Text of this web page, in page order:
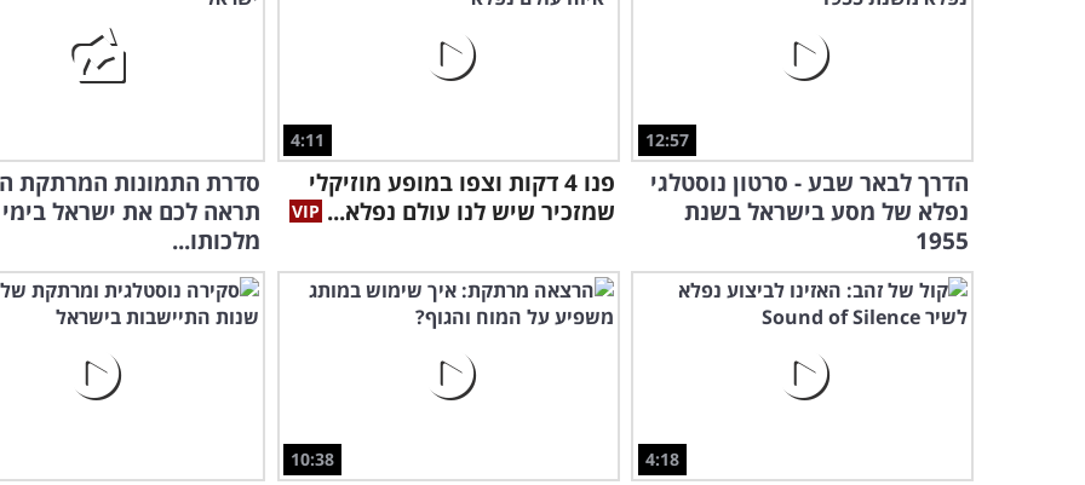
12:57
הדרך לבאר שבע - סרטון נוסטלגי
נפלא של מסע בישראל בשנת
1955
4:11
פנו 4 דקות וצפו במופע מוזיקלי
שמזכיר שיש לנו עולם נפלא...
סדרת התמונות המרתקת
תראה לכם את ישראל בימי
מלכותו...
4:18
10:38